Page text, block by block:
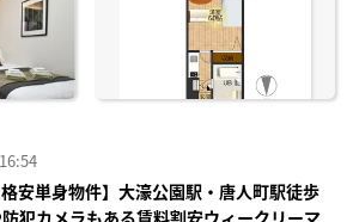
格安単身物件】大濠公園駅・唐人町駅徒歩
犯カメラもある賃料割安ウィークリーマ